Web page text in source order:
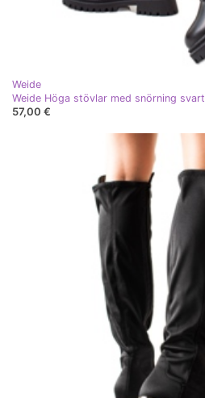
Weide
Weide Höga stövlar med snörning svart
57,00 €